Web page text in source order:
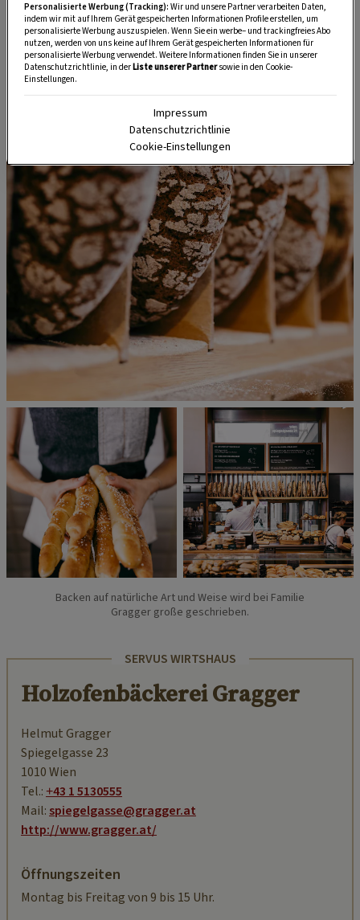
Backen auf natürliche Art und Weise wird bei Familie
Gragger große geschrieben.
SERVUS WIRTSHAUS
Holzofenbäckerei Gragger
Helmut Gragger
Spiegelgasse 23
1010 Wien
Tel.:+43 1 5130555
Mail: spiegelgasse@gragger.at
http://www.gragger.at/
Öffnungszeiten
Montag bis Freitag von 9 bis 15 Uhr.
Personalisierte Werbung (Tracking): Wir und unsere Partner verarbeiten Daten,
indem wir mit auf Ihrem Gerät gespeicherten Informationen Profile erstellen, um
personalisierte Werbung auszuspielen. Wenn Sie ein werbe– und trackingfreies Abo
nutzen, werden von uns keine auf Ihrem Gerät gespeicherten Informationen für
personalisierte Werbung verwendet. Weitere Informationen finden Sie in unserer
Datenschutzrichtlinie, in derListe unserer Partnersowie in den Cookie-
Einstellungen.
Impressum
Datenschutzrichtlinie
Cookie-Einstellungen